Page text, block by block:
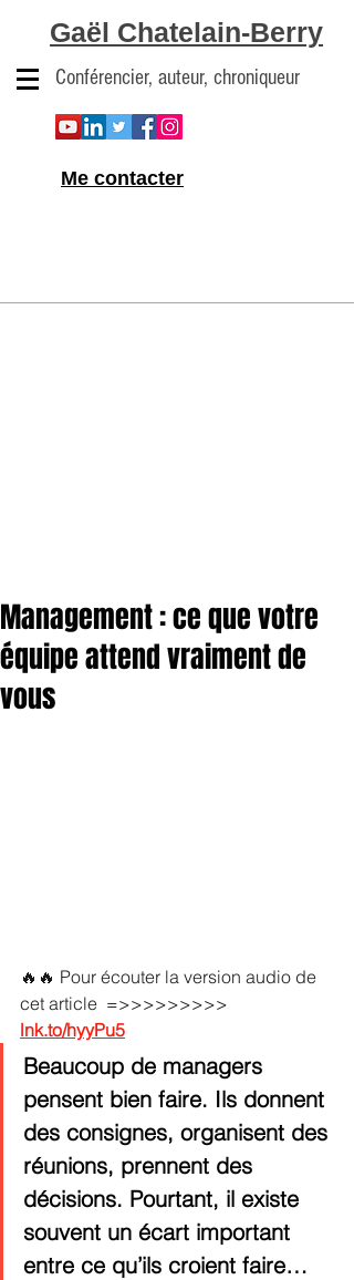
Gaël Chatelain-Berry
Conférencier, auteur, chroniqueur
Me contacter
Management : ce que votre
équipe attend vraiment de
vous
🔥🔥 Pour écouter la version audio de
cet article  =>>>>>>>>>
lnk.to/hyyPu5
Beaucoup de managers
pensent bien faire. Ils donnent
des consignes, organisent des
réunions, prennent des
décisions. Pourtant, il existe
souvent un écart important
entre ce qu’ils croient faire…